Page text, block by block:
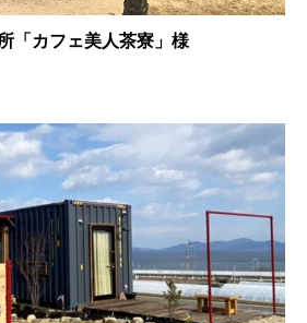
「カフェ美人茶寮」様